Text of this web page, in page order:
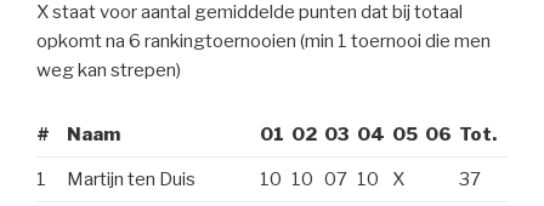
X staat voor aantal gemiddelde punten dat bij totaal
opkomt na 6 rankingtoernooien (min 1 toernooi die men
weg kan strepen)
# Naam 01 02 03 04 05 06 Tot.
1 Martijn ten Duis 10 10 07 10 X 37